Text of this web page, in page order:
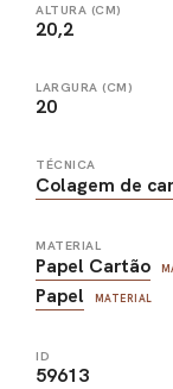
ALTURA (CM)
20,2
LARGURA (CM)
20
TÉCNICA
Colagem de
MATERIAL
Papel Cartão
Papel MATERIAL
ID
59613